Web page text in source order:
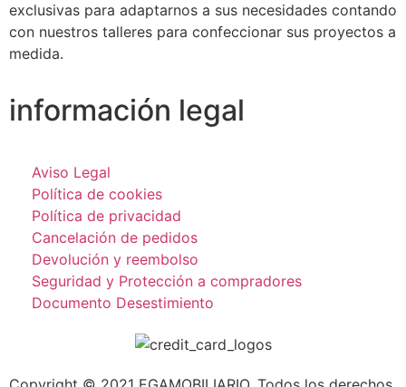
exclusivas para adaptarnos a sus necesidades contando
con nuestros talleres para confeccionar sus proyectos a
medida.
información legal
Aviso Legal
Política de cookies
Política de privacidad
Cancelación de pedidos
Devolución y reembolso
Seguridad y Protección a compradores
Documento Desestimiento